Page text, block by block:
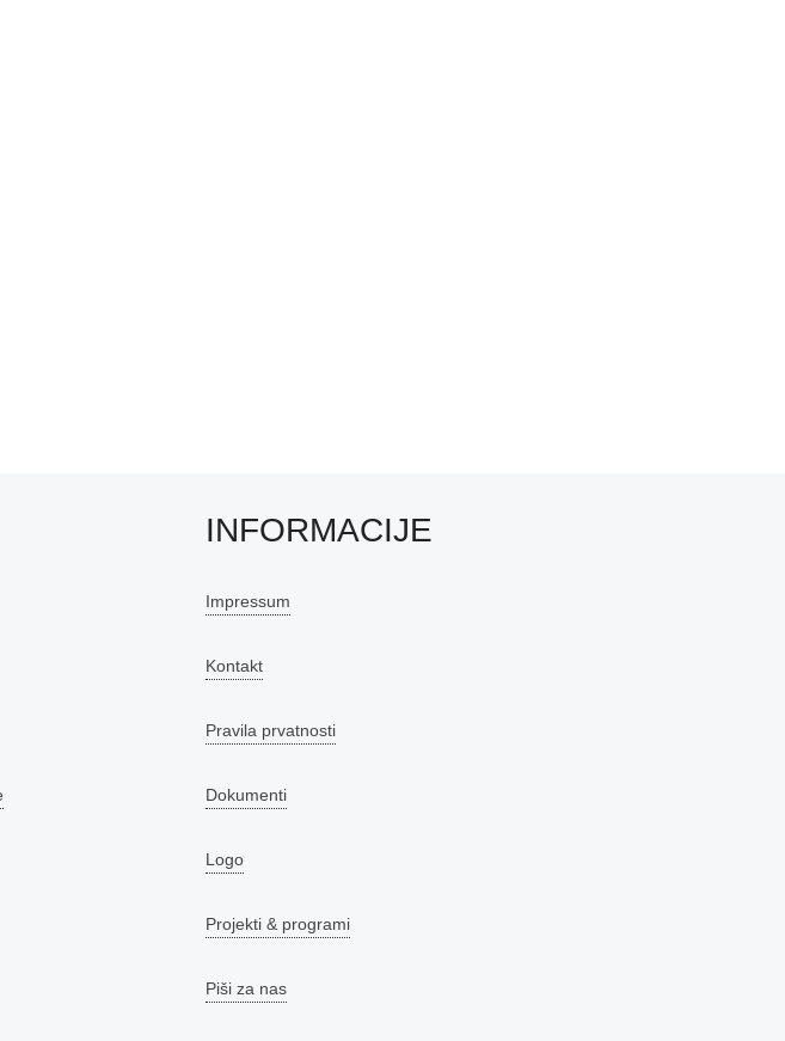
INFORMACIJE
Impressum
Kontakt
Pravila prvatnosti
Dokumenti
Logo
Projekti & programi
Piši za nas